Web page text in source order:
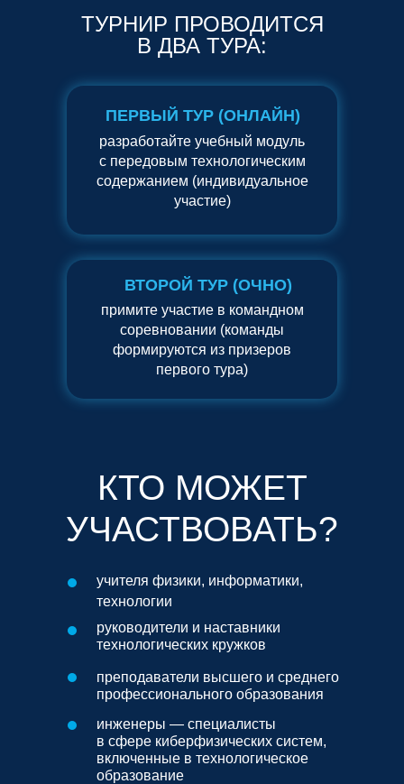
ТУРНИР ПРОВОДИТСЯ
В ДВА ТУРА:
ПЕРВЫЙ ТУР (ОНЛАЙН)
ВТОРОЙ ТУР (ОЧНО)
примите участие в командном
соревновании (команды
формируются из призеров
первого тура)
разработайте учебный модуль
с передовым технологическим
содержанием (индивидуальное
участие)
КТО МОЖЕТ
УЧАСТВОВАТЬ?
учителя физики, информатики,
технологии
инженеры — специалисты
в сфере киберфизических систем,
включенные в технологическое
образование
преподаватели высшего и среднего
профессионального образования
руководители и наставники
технологических кружков